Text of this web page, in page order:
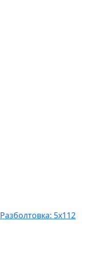
Разболтовка: 5x112